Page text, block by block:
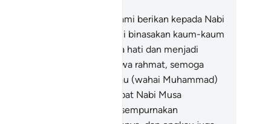
Dan demi sesungguhnya, Kami berikan kepada Nabi
Kitab Taurat sesudah Kami binasakan kaum-kaum
telah lalu, untuk membuka hati dan menjadi
petunjuk serta membawa rahmat, semoga
Dan engkau (wahai Muhammad)
ada di sebelah barat (tempat Nabi Musa
wahyu) ketika Kami sempurnakan